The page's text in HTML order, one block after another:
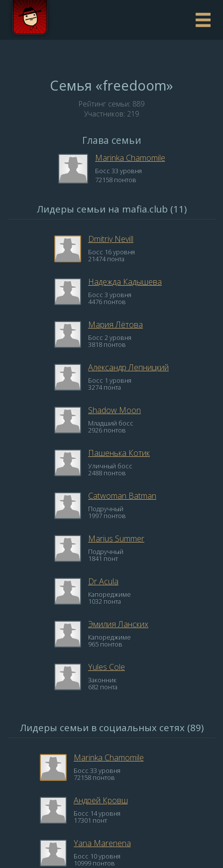
Семья «freedoom»
Рейтинг семьи: 889
Участников: 219
Глава семьи
Marinka Chamomile
Босс 33 уровня
72158 понтов
Лидеры семьи на mafia.club (11)
Dmitriy Nevill
Босс 16 уровня
21474 понта
Надежда Кадышева
Босс 3 уровня
4476 понтов
Мария Лётова
Босс 2 уровня
3818 понтов
Александр Лепницкий
Босс 1 уровня
3274 понта
Shadow Moon
Младший босс
2926 понтов
Пашенька Котик
Уличный босс
2488 понтов
Catwoman Batman
Подручный
1997 понтов
Marius Summer
Подручный
1841 понт
Dr Acula
Капореджиме
1032 понта
Эмилия Ланских
Капореджиме
965 понтов
Yules Cole
Законник
682 понта
Лидеры семьи в социальных сетях (89)
Marinka Chamomile
Босс 33 уровня
72158 понтов
Андрей Кровш
Босс 14 уровня
17301 понт
Yana Marenena
Босс 10 уровня
10999 понтов